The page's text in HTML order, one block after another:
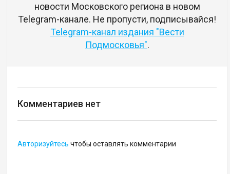
новости Московского региона в новом
Telegram-канале. Не пропусти, подписывайся!
Telegram-канал издания "Вести
Подмосковья".
Комментариев нет
Авторизуйтесь чтобы оставлять комментарии